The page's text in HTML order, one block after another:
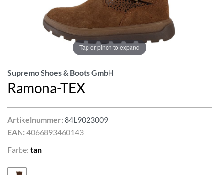
Tap or pinch to expand
Supremo Shoes & Boots GmbH
Ramona-TEX
Artikelnummer: 84L9023009
EAN: 4066893460143
Farbe: tan